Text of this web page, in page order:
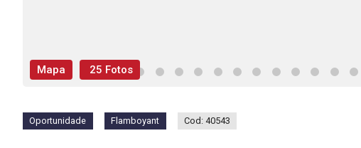
Mapa 25 Fotos
Oportunidade Flamboyant Cod: 40543